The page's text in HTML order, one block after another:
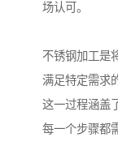
场认可。
不锈钢加工是
满足特定需求
这一过程涵盖
每一个步骤都